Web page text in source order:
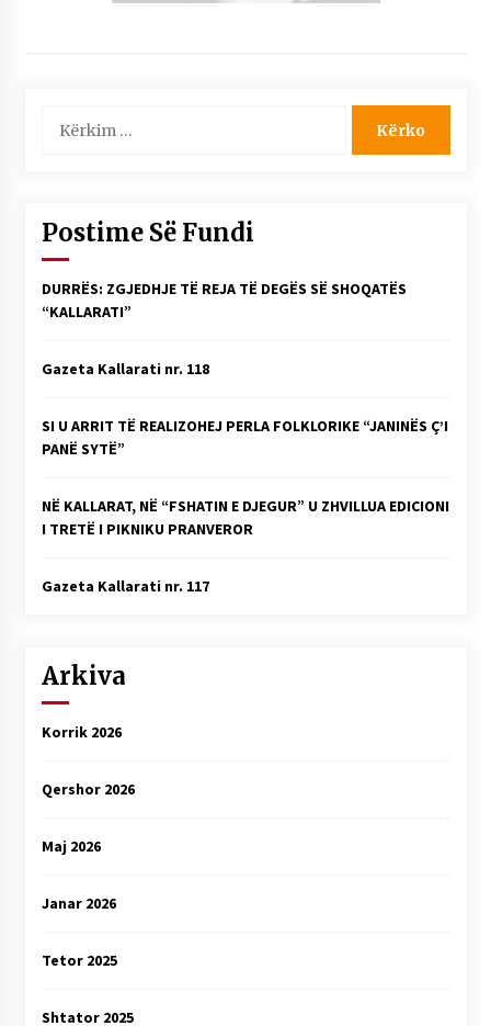
për:
Postime Së Fundi
DURRËS: ZGJEDHJE TË REJA TË DEGËS SË SHOQATËS
“KALLARATI”
Gazeta Kallarati nr. 118
SI U ARRIT TË REALIZOHEJ PERLA FOLKLORIKE “JANINËS Ç’I
PANË SYTË”
NË KALLARAT, NË “FSHATIN E DJEGUR” U ZHVILLUA EDICIONI
I TRETË I PIKNIKU PRANVEROR
Gazeta Kallarati nr. 117
Arkiva
Korrik 2026
Qershor 2026
Maj 2026
Janar 2026
Tetor 2025
Shtator 2025